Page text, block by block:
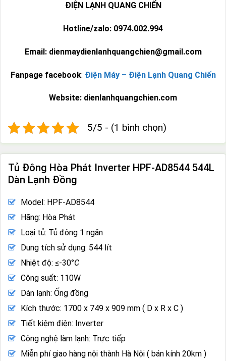
ĐIỆN LẠNH QUANG CHIẾN
Hotline/zalo: 0974.002.994
Email: dienmaydienlanhquangchien@gmail.com
Fanpage facebook: Điện Máy – Điện Lạnh Quang Chiến
Website: dienlanhquangchien.com
5/5 - (1 bình chọn)
Tủ Đông Hòa Phát Inverter HPF-AD8544 544L
Dàn Lạnh Đồng
Model: HPF-AD8544
Hãng: Hòa Phát
Loại tủ: Tủ đông 1 ngăn
Dung tích sử dụng: 544 lít
Nhiệt độ: ≤-30°C
Công suất: 110W
Dàn lạnh: Ống đồng
Kích thước: 1700 x 749 x 909 mm ( D x R x C )
Tiết kiệm điện: Inverter
Công nghệ làm lạnh: Trực tiếp
Miễn phí giao hàng nội thành Hà Nội ( bán kính 20km )